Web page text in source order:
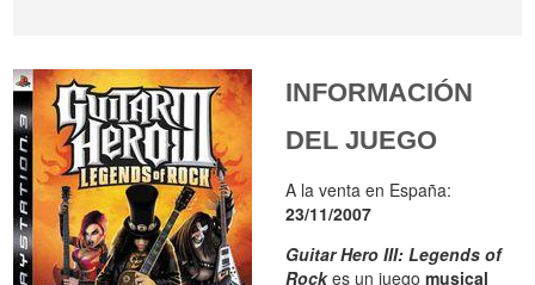
INFORMACIÓN
DEL JUEGO
A la venta en España:
23/11/2007
Guitar Hero III: Legends of
Rockes un juegomusical